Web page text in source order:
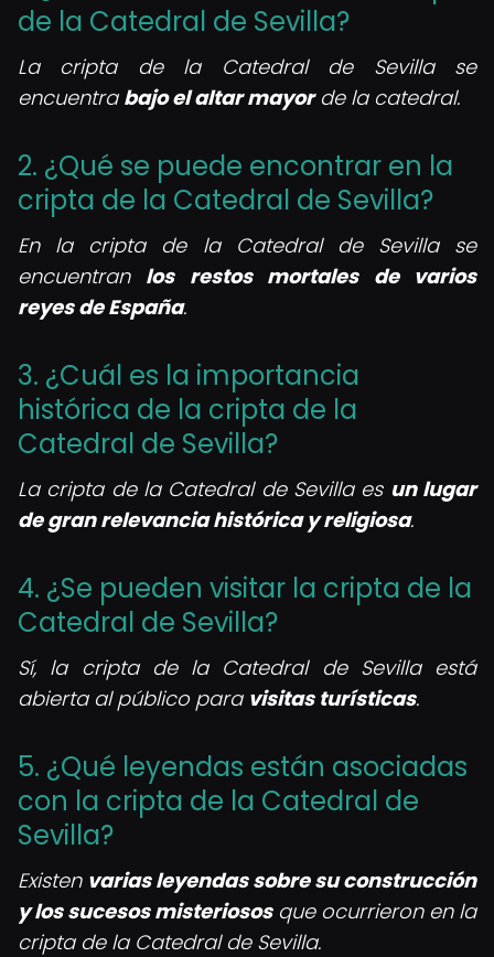
de la Catedral de Sevilla?
La cripta de la Catedral de Sevilla se
encuentra bajo el altar mayorde la catedral.
2. ¿Qué se puede encontrar en la
cripta de la Catedral de Sevilla?
En la cripta de la Catedral de Sevilla se
encuentran los restos mortales de varios
reyes de España.
3. ¿Cuál es la importancia
histórica de la cripta de la
Catedral de Sevilla?
La cripta de la Catedral de Sevilla es un lugar
de gran relevancia histórica y religiosa.
4. ¿Se pueden visitar la cripta de la
Catedral de Sevilla?
Sí, la cripta de la Catedral de Sevilla está
abierta al público para visitas turísticas.
5. ¿Qué leyendas están asociadas
con la cripta de la Catedral de
Sevilla?
Existen varias leyendas sobre su construcción
y los sucesos misteriososque ocurrieron en la
cripta de la Catedral de Sevilla.